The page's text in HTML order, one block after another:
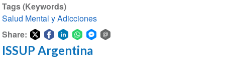
Tags (Keywords)
Salud Mental y Adicciones
Share:
ShareShareShareShareShare
ISSUP Argentina